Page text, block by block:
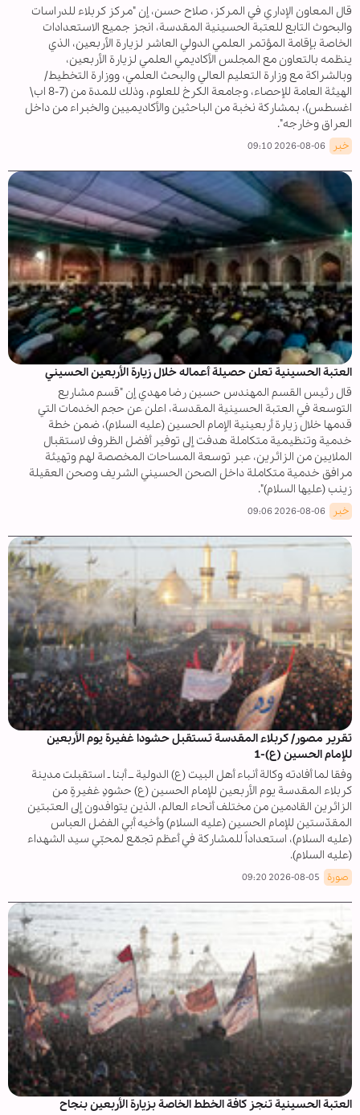
قال المعاون الإداري في المركز، صلاح حسن، إن "مركز كربلاء للدراسات
والبحوث التابع للعتبة الحسينية المقدسة، انجز جميع الاستعدادات
الخاصة بإقامة المؤتمر العلمي الدولي العاشر لزيارة الأربعين، الذي
ينظمه بالتعاون مع المجلس الأكاديمي العلمي لزيارة الأربعين،
وبالشراكة مع وزارة التعليم العالي والبحث العلمي، ووزارة التخطيط/
الهيئة العامة للإحصاء، وجامعة الكرخ للعلوم، وذلك للمدة من (7-8 اب\
اغسطس)، بمشاركة نخبة من الباحثين والأكاديميين والخبراء من داخل
العراق وخارجه".
خبر 2026-08-06 09:10
العتبة الحسينية تعلن حصيلة أعماله خلال زيارة الأربعين الحسيني
قال رئيس القسم المهندس حسين رضا مهدي إن "قسم مشاريع
التوسعة في العتبة الحسينية المقدسة، اعلن عن حجم الخدمات التي
قدمها خلال زيارة أربعينية الإمام الحسين (عليه السلام)، ضمن خطة
خدمية وتنظيمية متكاملة هدفت إلى توفير أفضل الظروف لاستقبال
الملايين من الزائرين، عبر توسعة المساحات المخصصة لهم وتهيئة
مرافق خدمية متكاملة داخل الصحن الحسيني الشريف وصحن العقيلة
زينب (عليها السلام)".
خبر 2026-08-06 09:06
تقرير مصور/ كربلاء المقدسة تستقبل حشودا غفيرة يوم الأربعين
للإمام الحسين (ع)-1
وفقا لما أفادته وكالة أنباء أهل البيت (ع) الدولية ــ أبنا ـ استقبلت مدينة
كربلاء المقدسة يوم الأربعين للإمام الحسين (ع) حشودٍ غفيرةٍ من
الزائرين القادمين من مختلف أنحاء العالم، الذين يتوافدون إلى العتبتين
المقدّستين للإمام الحسين (عليه السلام) وأخيه أبي الفضل العباس
(عليه السلام)، استعداداً للمشاركة في أعظم تجمّع لمحبّي سيد الشهداء
(عليه السلام).
صورة 2026-08-05 09:20
العتبة الحسينية تنجز کافة الخطط الخاصة بزيارة الأربعين بنجاح